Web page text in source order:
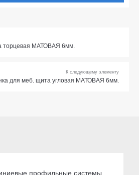
торцевая МАТОВАЯ 6мм.
К следующему элементу
для меб. щита угловая МАТОВАЯ 6мм.
профильные системы